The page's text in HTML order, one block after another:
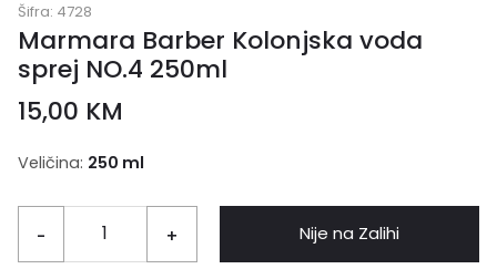
Šifra: 4728
Marmara Barber Kolonjska voda
sprej NO.4 250ml
15,00 KM
Veličina: 250 ml
- + Nije na Zalihi